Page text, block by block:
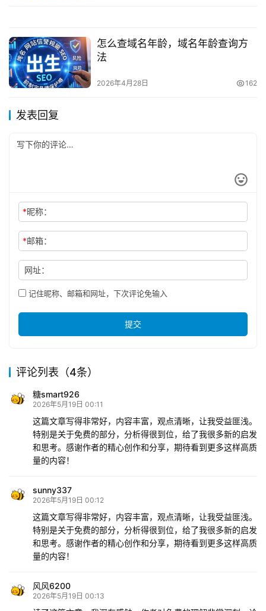
怎么查域名年龄，域名年龄查询方
法
2026年4月28日 162
发表回复
*昵称：
*邮箱：
网址：
记住昵称、邮箱和网址，下次评论免输入
提交
评论列表（4条）
糖smart926
2026年5月19日 00:11
这篇文章写得非常好，内容丰富，观点清晰，让我受益匪浅。
特别是关于免费的部分，分析得很到位，给了我很多新的启发
和思考。感谢作者的精心创作和分享，期待看到更多这样高质
量的内容！
sunny337
2026年5月19日 00:12
这篇文章写得非常好，内容丰富，观点清晰，让我受益匪浅。
特别是关于免费的部分，分析得很到位，给了我很多新的启发
和思考。感谢作者的精心创作和分享，期待看到更多这样高质
量的内容！
风风6200
2026年5月19日 00:13